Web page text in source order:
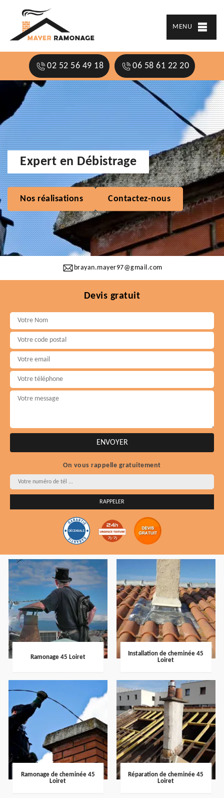
MENU
02 52 56 49 18 06 58 61 22 20
brayan.mayer97@gmail.com
Expert en Débistrage
Nos réalisations Contactez-nous
Devis gratuit
On vous rappelle gratuitement
Ramonage 45 Loiret
Installation de cheminée 45
Loiret
Ramonage de cheminée 45
Loiret
Réparation de cheminée 45
Loiret